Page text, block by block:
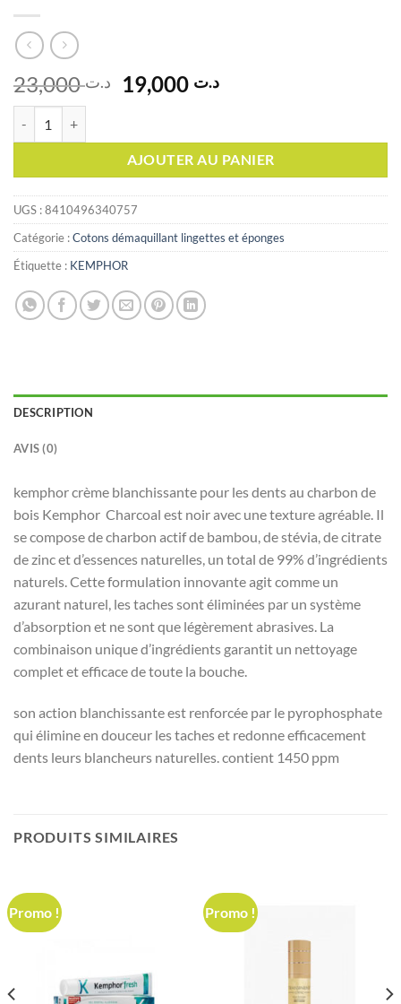
د.ت23,000
Le
prix
était :
د.ت 23,000.
د.تLe
est :
AJOUTER AU PANIER
UGS :8410496340757
Catégorie :Cotons démaquillant lingettes et éponges
Étiquette : KEMPHOR
DESCRIPTION
AVIS (0)
kemphor crème blanchissante pour les dents au charbon de
bois Kemphor Charcoal est noir avec une texture agréable. Il
se compose de charbon actif de bambou, de stévia, de citrate
de zinc et d’essences naturelles, un total de 99% d’ingrédients
naturels. Cette formulation innovante agit comme un
azurant naturel, les taches sont éliminées par un système
d’absorption et ne sont que légèrement abrasives. La
combinaison unique d’ingrédients garantit un nettoyage
complet et efficace de toute la bouche.
son action blanchissante est renforcée par le pyrophosphate
qui élimine en douceur les taches et redonne efficacement
dents leurs blancheurs naturelles. contient 1450 ppm
PRODUITS SIMILAIRES
Promo ! Promo !